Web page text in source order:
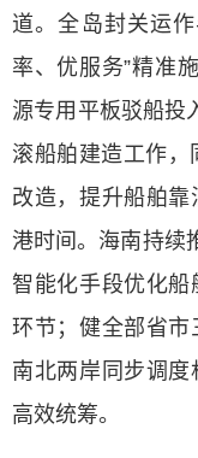
道。全岛封关运
率、优服务”精准
源专用平板驳船投
滚船舶建造工作
改造，提升船舶
港时间。海南持续
智能化手段优化
环节；健全部省市
南北两岸同步调
高效统筹。